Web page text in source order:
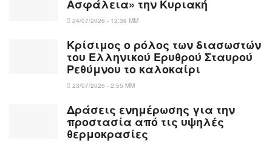
Ασφάλεια» την Κυριακή
24/07/2026 - 12:39 ΜΜ
Κρίσιμος ο ρόλος των διασωστών
του Ελληνικού Ερυθρού Σταυρού
Ρεθύμνου το καλοκαίρι
23/07/2026 - 2:55 ΜΜ
Δράσεις ενημέρωσης για την
προστασία από τις υψηλές
θερμοκρασίες